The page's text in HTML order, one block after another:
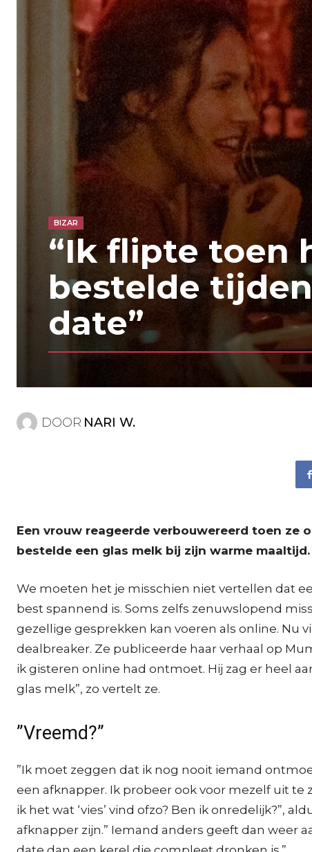
BIZAR
“Ik flipte toen
bestelde
date”
DOOR NARI W.
Een vrouw reageerde verbouwereerd toen ze
bestelde een glas melk bij zijn warme
We moeten het je misschien niet vertellen dat
best spannend is. Soms zelfs zenuwslopend
gezellige gesprekken kan voeren als online. Nu
dealbreaker. Ze publiceerde haar verhaal op
ik gisteren online had ontmoet. Hij zag er heel
glas melk”, zo vertelt ze.
”Vreemd?”
”Ik moet zeggen dat ik nog nooit iemand
een afknapper. Ik probeer ook voor mezelf uit
ik het wat ‘vies’ vind ofzo? Ben ik onredelijk?”,
afknapper zijn.” Iemand anders geeft dan weer